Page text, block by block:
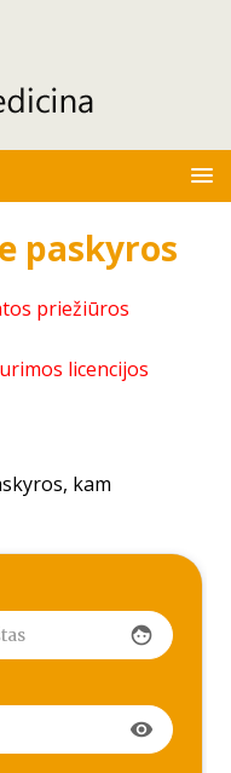
paskyros
priežiūros
licencijos
kam
face
visibility